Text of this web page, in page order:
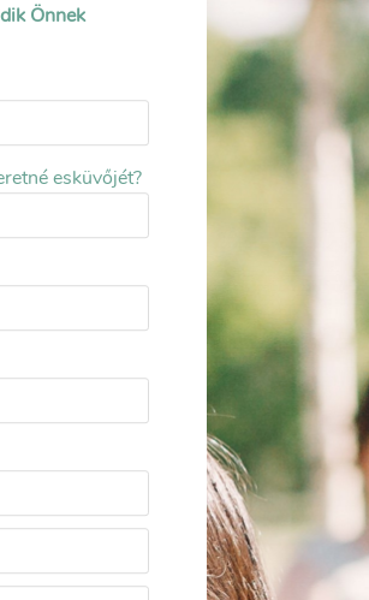
vagy ne legyen? Sokan úgy tartják,
ezzel szemben mások lehetetlennek
zongorázni egy esküvőt. Ezúttal
Önnek
esküvőjét?